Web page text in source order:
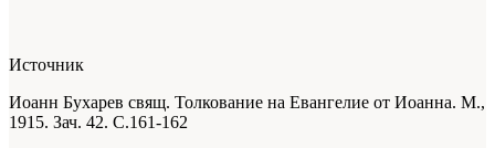
Источник
Иоанн Бухарев свящ. Толкование на Евангелие от Иоанна. М.,
1915. Зач. 42. С.161-162